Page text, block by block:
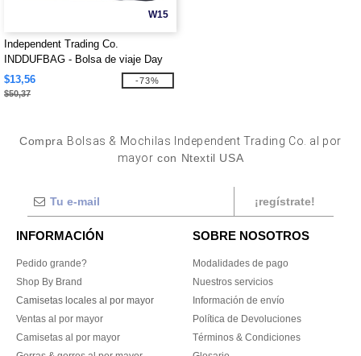
W15
Independent Trading Co.
INDDUFBAG - Bolsa de viaje Day
Tripper de 29L
$13,56
$50,37
-73%
Compra Bolsas & Mochilas Independent Trading Co. al por
mayor con Ntextil USA
¡regístrate!
INFORMACIÓN
Pedido grande?
Shop By Brand
Camisetas locales al por mayor
Ventas al por mayor
Camisetas al por mayor
SOBRE NOSOTROS
Modalidades de pago
Nuestros servicios
Información de envío
Política de Devoluciones
Términos & Condiciones